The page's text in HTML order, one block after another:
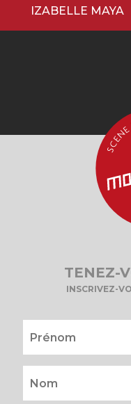
IZABELLE MAYA
TENEZ-
INSCRIVEZ-